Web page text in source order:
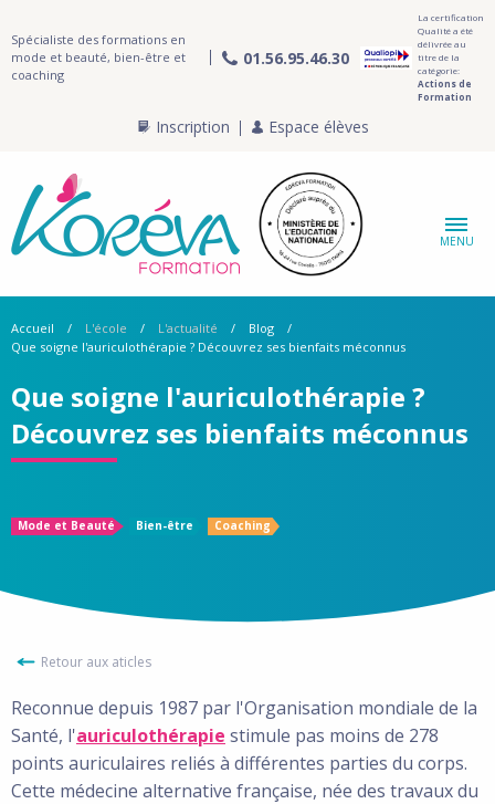
Spécialiste des formations en
mode et beauté, bien-être et
coaching
01.56.95.46.30
La certification
Qualité a été
délivrée au
titre de la
catégorie:
Actions de
Formation
Inscription Espace élèves
MENU
Accueil L'école L'actualité
Blog
Que soigne l'auriculothérapie ? Découvrez ses bienfaits méconnus
Que soigne l'auriculothérapie ?
Découvrez ses bienfaits méconnus
Mode et Beauté Bien-être Coaching
Retour aux aticles
Reconnue depuis 1987 par l'Organisation mondiale de la
Santé, l'auriculothérapie stimule pas moins de 278
points auriculaires reliés à différentes parties du corps.
Cette médecine alternative française, née des travaux du